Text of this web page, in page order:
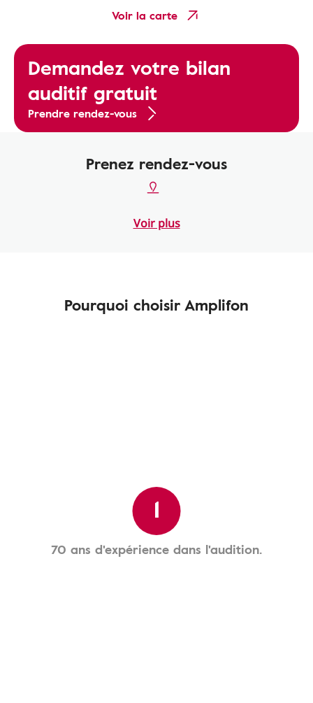
Voir la carte
Demandez votre bilan
auditif gratuit
Prendre rendez-vous
Prenez rendez-vous
Voir plus
Pourquoi choisir Amplifon
1
70 ans d'expérience dans l'audition.